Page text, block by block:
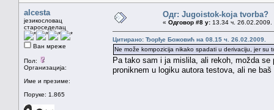
alcesta
језикословац
староседелац
Ван мреже
Пол:
Организација:
Име и презиме:
Поруке: 1.865
Одг: Jugoistok-koja tvorba?
« Одговор #8 у: 13.34 ч. 26.02.2009.
Цитирано: Ђорђе Божовић на 08.15 ч. 26.02.2009.
Ne može kompozicija nikako spadati u derivaciju, jer su
Pa tako sam i ja mislila, ali rekoh, možda
proniknem u logiku autora testova, ali ne